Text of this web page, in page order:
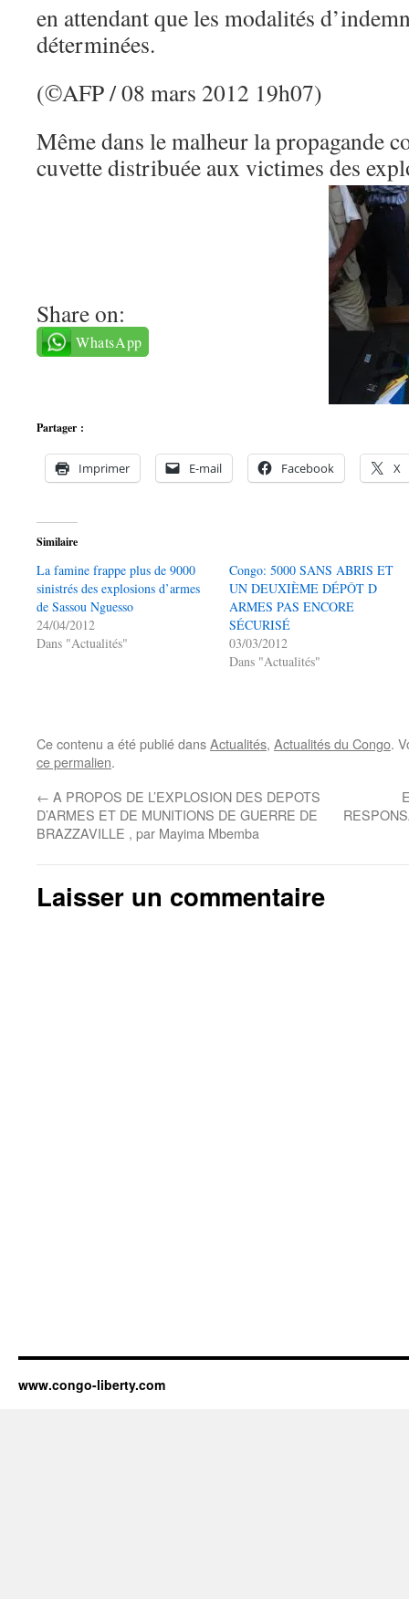
en attendant que les modalités
déterminées.
(©AFP / 08 mars 2012 19h07)
Même dans le malheur la propagande
cuvette distribuée aux victimes des
Share on:
WhatsApp
Partager :
Imprimer E-mail Facebook X
Similaire
La famine frappe plus de 9000
sinistrés des explosions d’armes
de Sassou Nguesso
24/04/2012
Dans "Actualités"
Congo: 5000 SANS ABRIS ET
UN DEUXIÈME DÉPÔT D
ARMES PAS ENCORE
SÉCURISÉ
03/03/2012
Dans "Actualités"
Ce contenu a été publié dansActualités, Actualités du Congo.
ce permalien.
← A PROPOS DE L’EXPLOSION DES DEPOTS
D’ARMES ET DE MUNITIONS DE GUERRE DE
BRAZZAVILLE , par Mayima Mbemba
Laisser un commentaire
www.congo-liberty.com